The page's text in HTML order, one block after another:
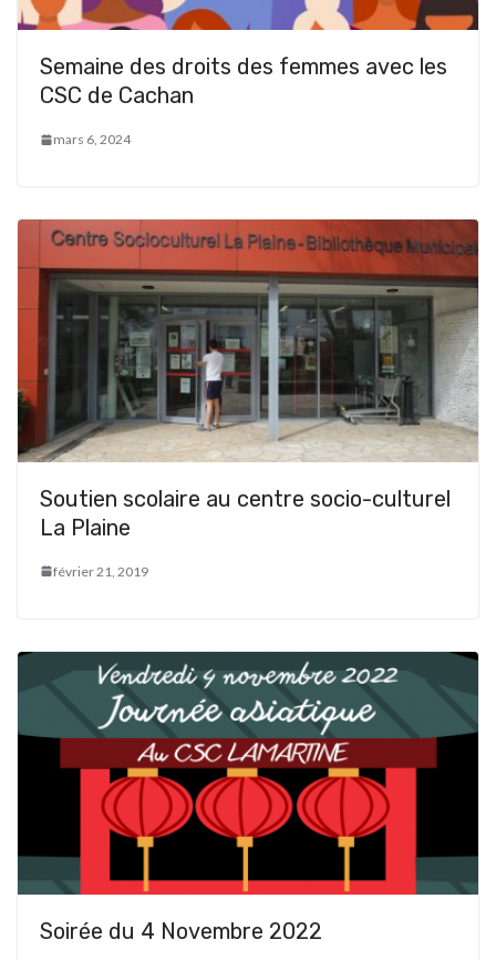
Semaine des droits des femmes avec les
CSC de Cachan
mars 6, 2024
Soutien scolaire au centre socio-culturel
La Plaine
février 21, 2019
Soirée du 4 Novembre 2022